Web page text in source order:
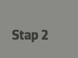
Stap 2